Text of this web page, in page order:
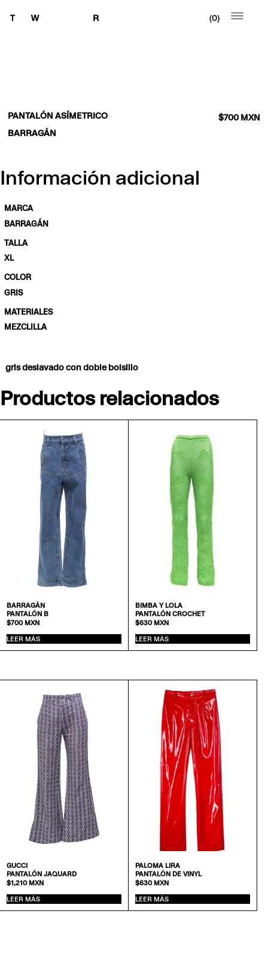
0
PANTALÓN ASÍMETRICO
BARRAGÁN
$700MXN
Información adicional
MARCA
BARRAGÁN
TALLA
XL
COLOR
GRIS
MATERIALES
MEZCLILLA
gris deslavado con doble bolsillo
Productos relacionados
BARRAGÁN
PANTALÓN B
$700MXN
LEER MÁS
BIMBA Y LOLA
PANTALÓN CROCHET
$630MXN
LEER MÁS
GUCCI
PANTALÓN JAQUARD
$1,210MXN
LEER MÁS
PALOMA LIRA
PANTALÓN DE VINYL
$630MXN
LEER MÁS